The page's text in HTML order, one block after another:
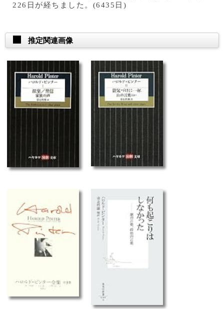
226日が経ちました。(6435日)
推定関連画像